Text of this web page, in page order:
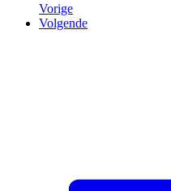
Vorige
Volgende